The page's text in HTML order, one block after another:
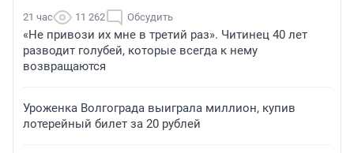
21 час 11 262 Обсудить
«Не привози их мне в третий раз». Читинец 40 лет
разводит голубей, которые всегда к нему
возвращаются
Уроженка Волгограда выиграла миллион, купив
лотерейный билет за 20 рублей